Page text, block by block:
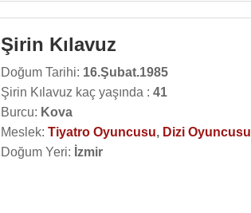
Şirin Kılavuz
Doğum Tarihi: 16.Şubat.1985
Şirin Kılavuz kaç yaşında : 41
Burcu: Kova
Meslek: Tiyatro Oyuncusu, Dizi Oyuncusu
Doğum Yeri: İzmir